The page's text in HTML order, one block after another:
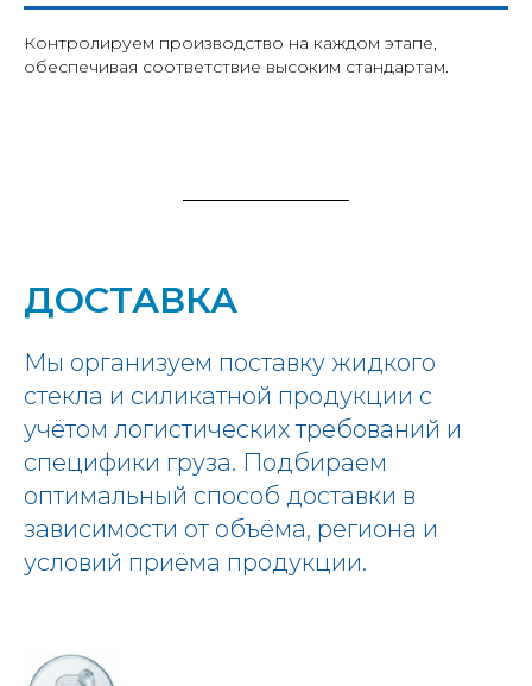
Контролируем производство на каждом этапе,
обеспечивая соответствие высоким стандартам.
ДОСТАВКА
Мы организуем поставку жидкого
стекла и силикатной продукции с
учётом логистических требований и
специфики груза. Подбираем
оптимальный способ доставки в
зависимости от объёма, региона и
условий приёма продукции.